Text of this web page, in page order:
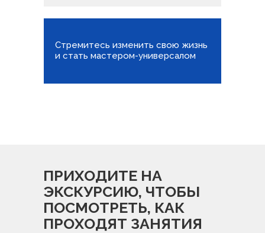
Стремитесь изменить свою жизнь
и стать мастером-универсалом
ПРИХОДИТЕ НА
ЭКСКУРСИЮ, ЧТОБЫ
ПОСМОТРЕТЬ, КАК
ПРОХОДЯТ ЗАНЯТИЯ